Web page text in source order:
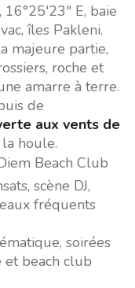
E, baie
îles Pakleni.
majeure partie,
roche et
amarre à terre.
de
aux vents de
houle.
Beach Club
scène DJ,
fréquents
soirées
beach club